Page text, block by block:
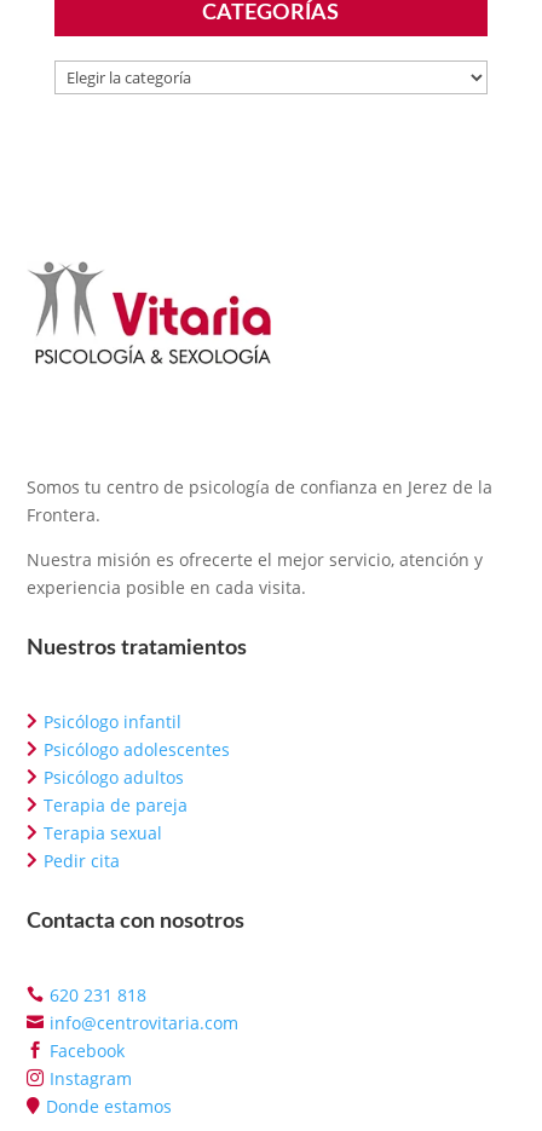
CATEGORÍAS
CATEGORÍAS
Somos tu centro de psicología de confianza en Jerez de la
Frontera.
Nuestra misión es ofrecerte el mejor servicio, atención y
experiencia posible en cada visita.
Nuestros tratamientos
 Psicólogo infantil
 Psicólogo adolescentes
 Psicólogo adultos
 Terapia de pareja
 Terapia sexual
 Pedir cita
Contacta con nosotros
 620 231 818
 info@centrovitaria.com
 Facebook
 Instagram
 Donde estamos